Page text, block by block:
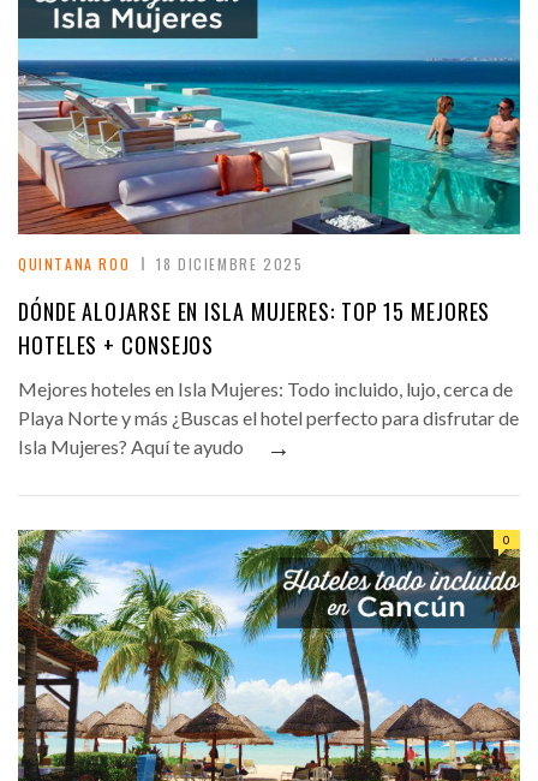
QUINTANA ROO 18 DICIEMBRE 2025
DÓNDE ALOJARSE EN ISLA MUJERES: TOP 15 MEJORES
HOTELES + CONSEJOS
Mejores hoteles en Isla Mujeres: Todo incluido, lujo, cerca de
Playa Norte y más ¿Buscas el hotel perfecto para disfrutar de
Isla Mujeres? Aquí te ayudo
→
0